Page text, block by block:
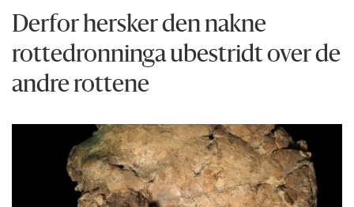
Derfor hersker den nakne
rottedronninga ubestridt over de
andre rottene